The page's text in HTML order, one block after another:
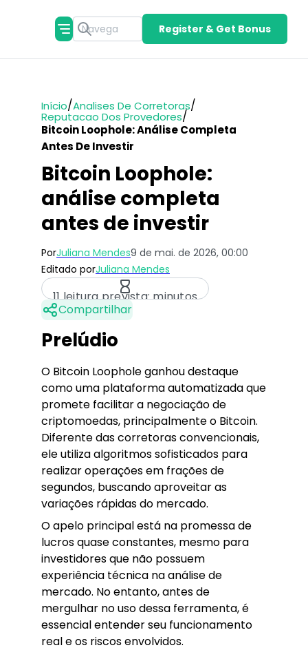
Register & Get Bonus
Início/Analises De Corretoras/
Reputacao Dos Provedores/
Bitcoin Loophole: Análise Completa
Antes De Investir
Bitcoin Loophole:
análise completa
antes de investir
PorJuliana Mendes9 de mai. de 2026, 00:00
Editado porJuliana Mendes
11 leitura prevista: minutos
Compartilhar
Prelúdio
O Bitcoin Loophole ganhou destaque
como uma plataforma automatizada que
promete facilitar a negociação de
criptomoedas, principalmente o Bitcoin.
Diferente das corretoras convencionais,
ele utiliza algoritmos sofisticados para
realizar operações em frações de
segundos, buscando aproveitar as
variações rápidas do mercado.
O apelo principal está na promessa de
lucros quase constantes, mesmo para
investidores que não possuem
experiência técnica na análise de
mercado. No entanto, antes de
mergulhar no uso dessa ferramenta, é
essencial entender seu funcionamento
real e os riscos envolvidos.